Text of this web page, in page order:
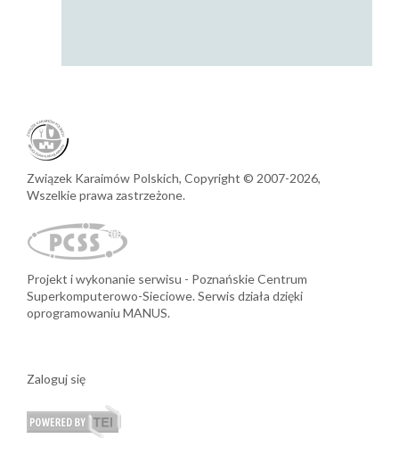
Związek Karaimów Polskich, Copyright © 2007-2026,
Wszelkie prawa zastrzeżone.
Projekt i wykonanie serwisu
Poznańskie Centrum
Superkomputerowo-Sieciowe. Serwis działa dzięki
oprogramowaniu MANUS.
Zaloguj się